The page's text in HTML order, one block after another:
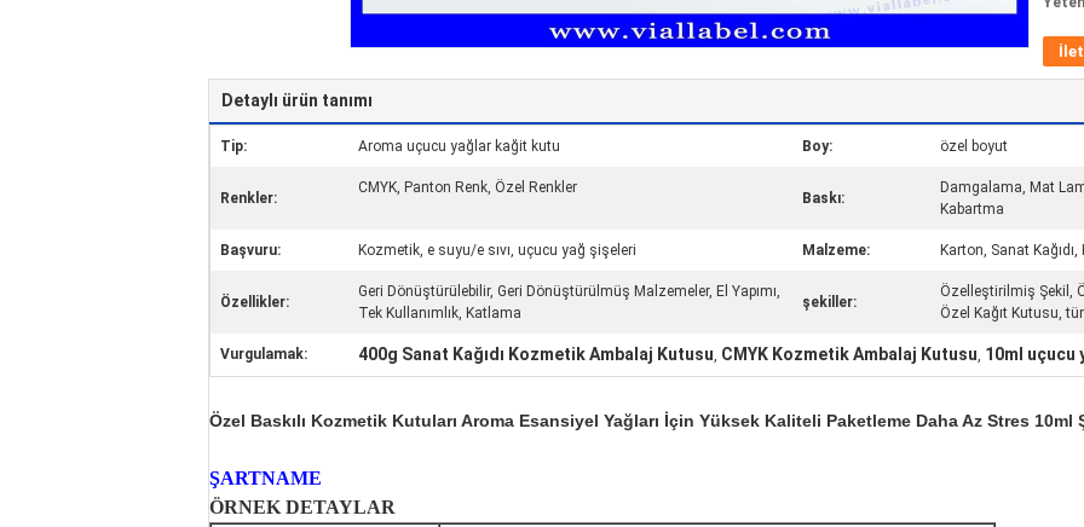
Detaylı ürün tanımı
Tip: Aroma uçucu yağlar kağit kutu Boy: özel boyut
Renkler:
CMYK, Panton Renk, Özel Renkler
Baskı:
Damgalama, Mat
Kabartma
Başvuru: Kozmetik, e suyu/e sıvı, uçucu yağ şişeleri Malzeme: Karton, Sanat
Özellikler:
Geri Dönüştürülebilir, Geri Dönüştürülmüş Malzemeler, El Yapımı,
Tek Kullanımlık, Katlama
şekiller:
Özelleştirilmiş Şekil,
Özel Kağıt Kutusu,
Vurgulamak: 400g Sanat Kağıdı Kozmetik Ambalaj Kutusu, CMYK Kozmetik Ambalaj Kutusu, 10ml uçucu
Özel Baskılı Kozmetik Kutuları Aroma Esansiyel Yağları İçin Yüksek Kaliteli Paketleme Daha Az Stres 10ml
ŞARTNAME
ÖRNEK DETAYLAR